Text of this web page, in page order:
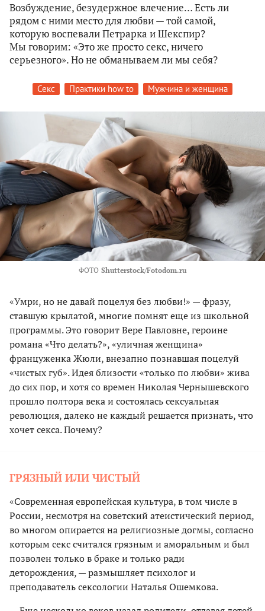
Возбуждение, безудержное влечение… Есть ли
рядом с ними место для любви — той самой,
которую воспевали Петрарка и Шекспир?
Мы говорим: «Это же просто секс, ничего
серьезного». Но не обманываем ли мы себя?
Секс Практики how to Мужчина и женщина
ФОТО Shutterstock/Fotodom.ru
«Умри, но не давай поцелуя без любви!» — фразу,
ставшую крылатой, многие помнят еще из школьной
программы. Это говорит Вере Павловне, героине
романа «Что делать?», «уличная женщина»
француженка Жюли, внезапно познавшая поцелуй
«чистых губ». Идея близости «только по любви» жива
до сих пор, и хотя со времен Николая Чернышевского
прошло полтора века и состоялась сексуальная
революция, далеко не каждый решается признать, что
хочет секса. Почему?
ГРЯЗНЫЙ ИЛИ ЧИСТЫЙ
«Современная европейская культура, в том числе в
России, несмотря на советский атеистический период,
во многом опирается на религиозные догмы, согласно
которым секс считался грязным и аморальным и был
позволен только в браке и только ради
деторождения, — размышляет психолог и
преподаватель сексологии Наталья Ошемкова.